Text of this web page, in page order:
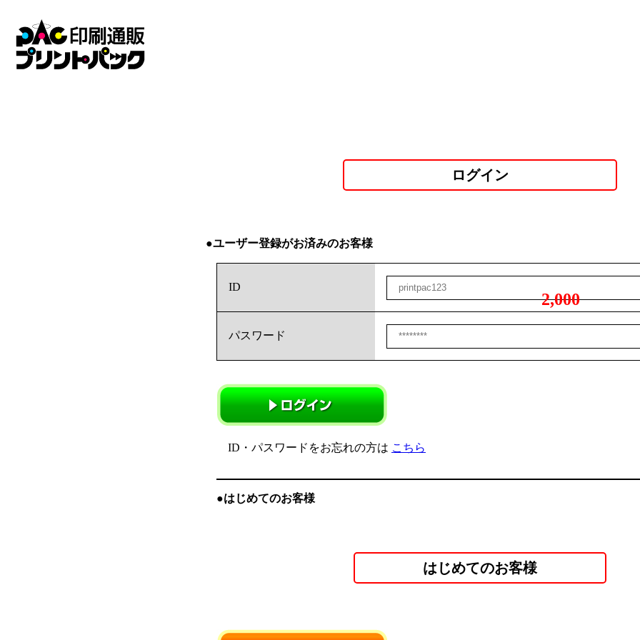
ログイン
●ユーザー登録がお済みのお客様
ID
パスワード
ID・パスワードをお忘れの方は こちら
●はじめてのお客様
はじめてのお客様
2,000